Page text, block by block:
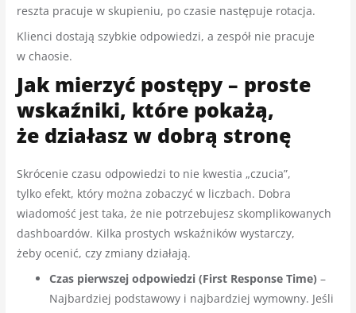
reszta pracuje w skupieniu, po czasie następuje rotacja.
Klienci dostają szybkie odpowiedzi, a zespół nie pracuje
w chaosie.
Jak mierzyć postępy – proste
wskaźniki, które pokażą,
że działasz w dobrą stronę
Skrócenie czasu odpowiedzi to nie kwestia „czucia”,
tylko efekt, który można zobaczyć w liczbach. Dobra
wiadomość jest taka, że nie potrzebujesz skomplikowanych
dashboardów. Kilka prostych wskaźników wystarczy,
żeby ocenić, czy zmiany działają.
Czas pierwszej odpowiedzi (First Response Time) –
Najbardziej podstawowy i najbardziej wymowny. Jeśli